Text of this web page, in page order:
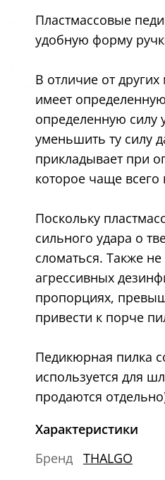
Пластмассовые
удобную форму
В отличие от
имеет
определенную силу
уменьшить ту силу
прикладывает при
которое чаще
Поскольку
сильного удара о
сломаться. Также
агрессивных
пропорциях,
привести к порче
Педикюрная пилка
используется для
продаются
Характеристики
Бренд
THALGO